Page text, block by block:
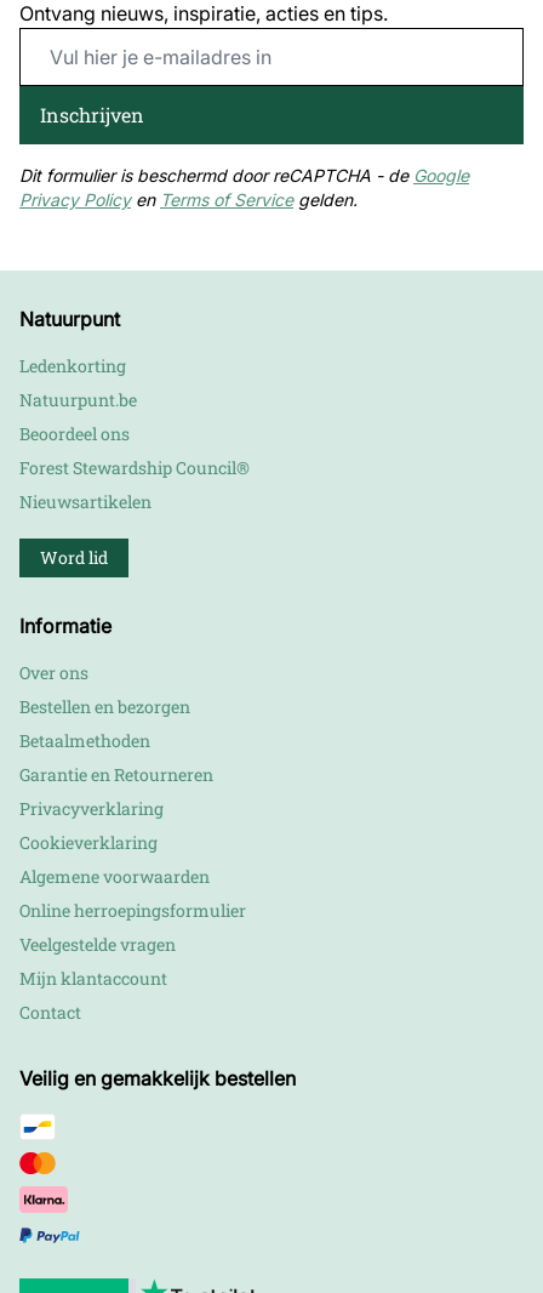
Ontvang nieuws, inspiratie, acties en tips.
Inschrijven
Dit formulier is beschermd door reCAPTCHA - de Google
Privacy Policyen Terms of Servicegelden.
Natuurpunt
Ledenkorting
Natuurpunt.be
Beoordeel ons
Forest Stewardship Council®
Nieuwsartikelen
Word lid
Informatie
Over ons
Bestellen en bezorgen
Betaalmethoden
Garantie en Retourneren
Privacyverklaring
Cookieverklaring
Algemene voorwaarden
Online herroepingsformulier
Veelgestelde vragen
Mijn klantaccount
Contact
Veilig en gemakkelijk bestellen